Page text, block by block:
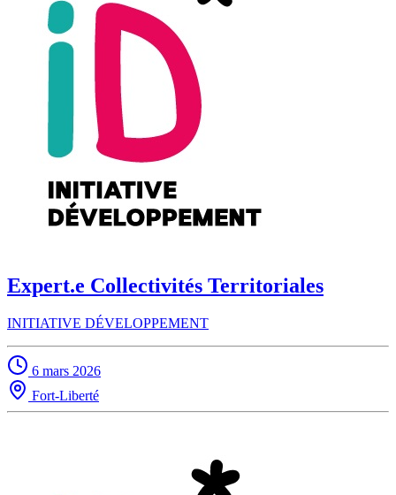
Expert.e Collectivités Territoriales
INITIATIVE DÉVELOPPEMENT
6 mars 2026
Fort-Liberté